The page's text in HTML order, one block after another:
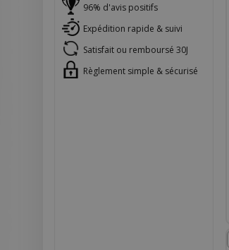
96% d'avis positifs
Expédition rapide & suivi
Satisfait ou remboursé 30J
Règlement simple & sécurisé